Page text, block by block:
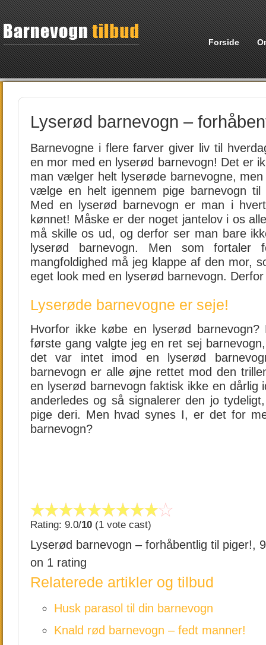
Forside
Lyserød barnevogn –
Barnevogne i flere farver giver liv til
en mor med en lyserød barnevogn! Det er
man vælger helt lyserøde barnevogne,
vælge en helt igennem pige barnevogn til
Med en lyserød barnevogn er man i
kønnet! Måske er der noget jantelov i os
må skille os ud, og derfor ser man bare
lyserød barnevogn. Men som fortaler
mangfoldighed må jeg klappe af den mor,
eget look med en lyserød barnevogn.
Lyserøde barnevogne er seje!
Hvorfor ikke købe en lyserød
første gang valgte jeg en ret sej
det var intet imod en lyserød
barnevogn er alle øjne rettet mod den
en lyserød barnevogn faktisk ikke en dårlig
anderledes og så signalerer den jo
pige deri. Men hvad synes I, er det for
barnevogn?
Rating: 9.0/10 (1 vote cast)
Lyserød barnevogn – forhåbentlig til piger!,
on 1 rating
Relaterede artikler og tilbud
Husk parasol til din barnevogn
Knald rød barnevogn – fedt manner!